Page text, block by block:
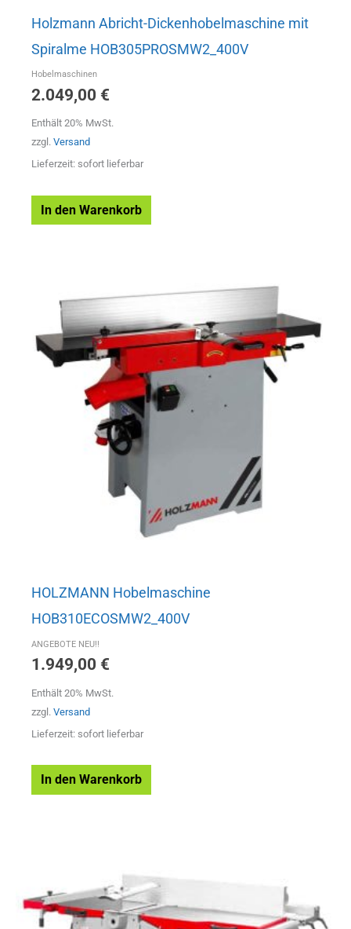
Holzmann Abricht-Dickenhobelmaschine mit
Spiralme HOB305PROSMW2_400V
Hobelmaschinen
2.049,00 €
Enthält 20% MwSt.
zzgl. Versand
Lieferzeit: sofort lieferbar
In den Warenkorb
HOLZMANN Hobelmaschine
HOB310ECOSMW2_400V
ANGEBOTE NEU!!
1.949,00 €
Enthält 20% MwSt.
zzgl. Versand
Lieferzeit: sofort lieferbar
In den Warenkorb